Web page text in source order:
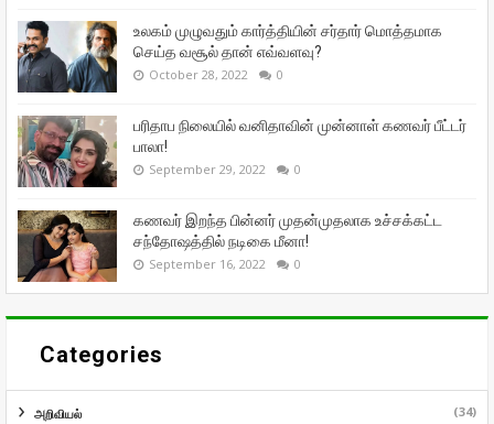
உலகம் முழுவதும் கார்த்தியின் சர்தார் மொத்தமாக
செய்த வசூல் தான் எவ்வளவு?
October 28, 2022 0
பரிதாப நிலையில் வனிதாவின் முன்னாள் கணவர் பீட்டர்
பாலா!
September 29, 2022 0
கணவர் இறந்த பின்னர் முதன்முதலாக உச்சக்கட்ட
சந்தோஷத்தில் நடிகை மீனா!
September 16, 2022 0
Categories
அறிவியல் (34)